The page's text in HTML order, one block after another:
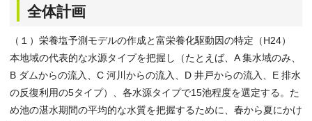
全体計画
（１）栄養塩予測モデルの作成と富栄養化駆動因の特定（H24）
本地域の代表的な水源タイプを把握し（たとえば、A 集水域のみ、
B ダムからの流入、C 河川からの流入、D 井戸からの流入、E 排水
の反復利用の5タイプ）、各水源タイプで15池程度を選定する。た
め池の湛水期間の平均的な水質を把握するために、春から夏にかけ